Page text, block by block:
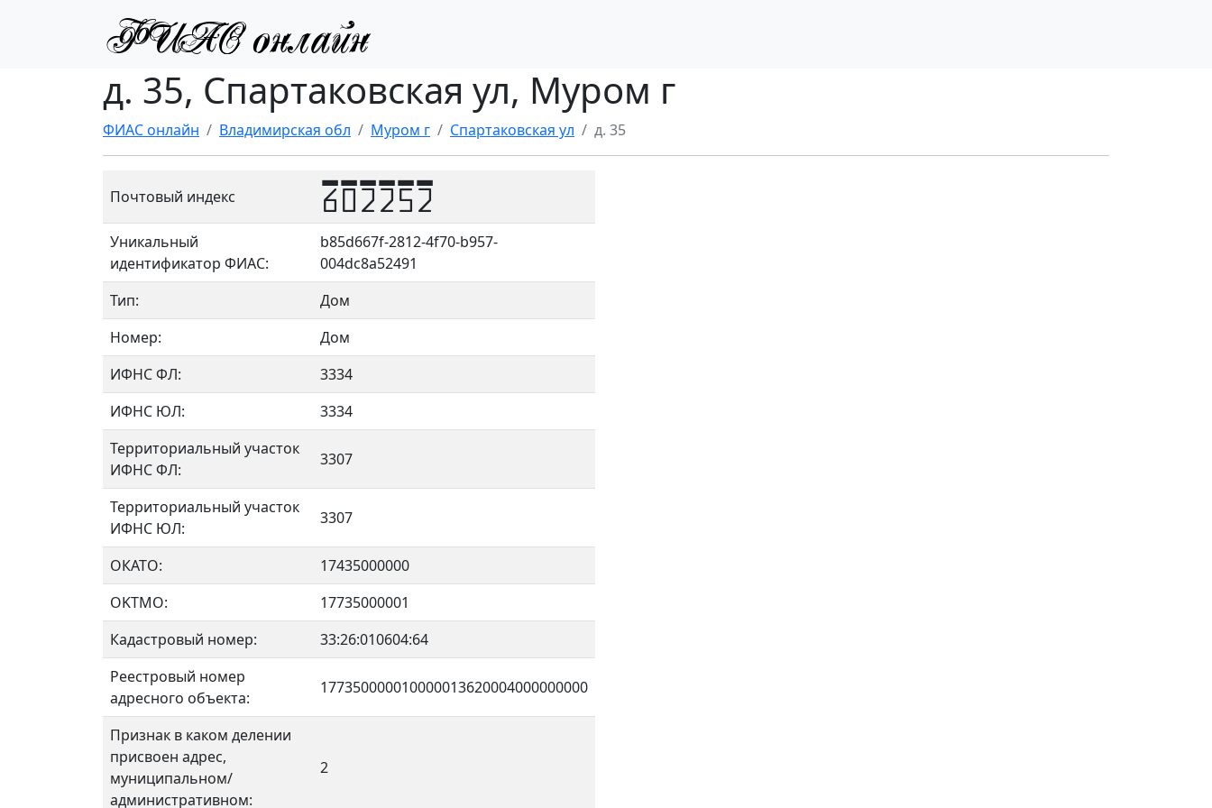
д. 35, Спартаковская ул, Муром г
ФИАС онлайн Владимирская обл Муром г Спартаковская ул д. 35
Почтовый индекс 602252
Уникальный
идентификатор ФИАС:
b85d667f-2812-4f70-b957-
004dc8a52491
Тип:
Дом
Номер:
Дом
ИФНС ФЛ:
3334
ИФНС ЮЛ:
3334
Территориальный участок
ИФНС ФЛ:
3307
Территориальный участок
ИФНС ЮЛ:
3307
ОКАТО:
17435000000
OKTMO:
17735000001
Кадастровый номер:
33:26:010604:64
Реестровый номер
адресного объекта:
177350000010000013620004000000000
Признак в каком делении
присвоен адрес,
муниципальном/
административном:
2